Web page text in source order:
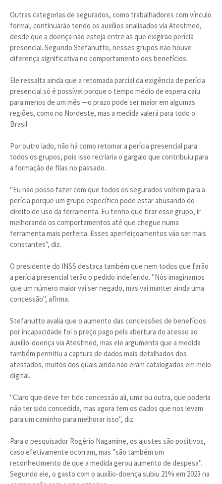
Outras categorias de segurados, como trabalhadores com vínculo
formal, continuarão tendo os auxílios analisados via Atestmed,
desde que a doença não esteja entre as que exigirão perícia
presencial. Segundo Stefanutto, nesses grupos não houve
diferença significativa no comportamento dos benefícios.
Ele ressalta ainda que a retomada parcial da exigência de perícia
presencial só é possível porque o tempo médio de espera caiu
para menos de um mês —o prazo pode ser maior em algumas
regiões, como no Nordeste, mas a medida valerá para todo o
Brasil.
Por outro lado, não há como retomar a perícia presencial para
todos os grupos, pois isso recriaria o gargalo que contribuiu para
a formação de filas no passado.
"Eu não posso fazer com que todos os segurados voltem para a
perícia porque um grupo específico pode estar abusando do
direito de uso da ferramenta. Eu tenho que tirar esse grupo, ir
melhorando os comportamentos até que chegue numa
ferramenta mais perfeita. Esses aperfeiçoamentos vão ser mais
constantes", diz.
O presidente do INSS destaca também que nem todos que farão
a perícia presencial terão o pedido indeferido. "Nós imaginamos
que um número maior vai ser negado, mas vai manter ainda uma
concessão", afirma.
Stefanutto avalia que o aumento das concessões de benefícios
por incapacidade foi o preço pago pela abertura do acesso ao
auxílio-doença via Atestmed, mas ele argumenta que a medida
também permitiu a captura de dados mais detalhados dos
atestados, muitos dos quais ainda não eram catalogados em meio
digital.
"Claro que deve ter tido concessão ali, uma ou outra, que poderia
não ter sido concedida, mas agora tem os dados que nos levam
para um caminho para melhorar isso", diz.
Para o pesquisador Rogério Nagamine, os ajustes são positivos,
caso efetivamente ocorram, mas "são também um
reconhecimento de que a medida gerou aumento de despesa".
Segundo ele, o gasto com o auxílio-doença subiu 21% em 2023 na